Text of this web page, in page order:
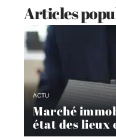
Articles
ACTU
Marché
état des lieux